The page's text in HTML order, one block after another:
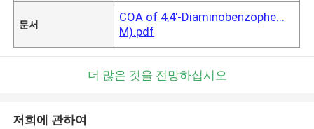
문서
COA of 4,4'-Diaminobenzophe...
M).pdf
더 많은 것을 전망하십시오
저희에 관하여